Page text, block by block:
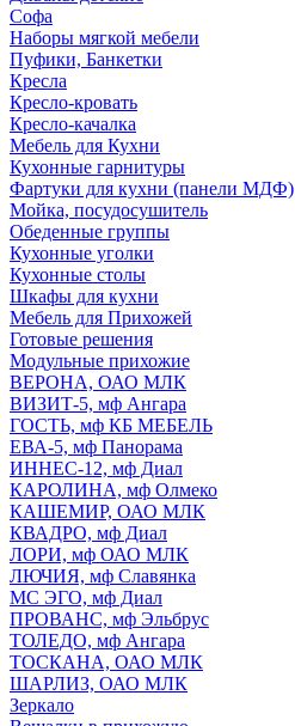
Софа
Наборы мягкой мебели
Пуфики, Банкетки
Кресла
Кресло-кровать
Кресло-качалка
Мебель для Кухни
Кухонные гарнитуры
Фартуки для кухни (панели МДФ)
Мойка, посудосушитель
Обеденные группы
Кухонные уголки
Кухонные столы
Шкафы для кухни
Мебель для Прихожей
Готовые решения
Модульные прихожие
ВЕРОНА, ОАО МЛК
ВИЗИТ-5, мф Ангара
ГОСТЬ, мф КБ МЕБЕЛЬ
ЕВА-5, мф Панорама
ИННЕС-12, мф Диал
КАРОЛИНА, мф Олмеко
КАШЕМИР, ОАО МЛК
КВАДРО, мф Диал
ЛОРИ, мф ОАО МЛК
ЛЮЧИЯ, мф Славянка
МС ЭГО, мф Диал
ПРОВАНС, мф Эльбрус
ТОЛЕДО, мф Ангара
ТОСКАНА, ОАО МЛК
ШАРЛИЗ, ОАО МЛК
Зеркало